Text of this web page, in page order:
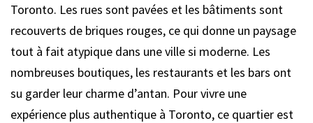
Toronto. Les rues sont pavées et les bâtiments sont
recouverts de briques rouges, ce qui donne un paysage
tout à fait atypique dans une ville si moderne. Les
nombreuses boutiques, les restaurants et les bars ont
su garder leur charme d’antan. Pour vivre une
expérience plus authentique à Toronto, ce quartier est